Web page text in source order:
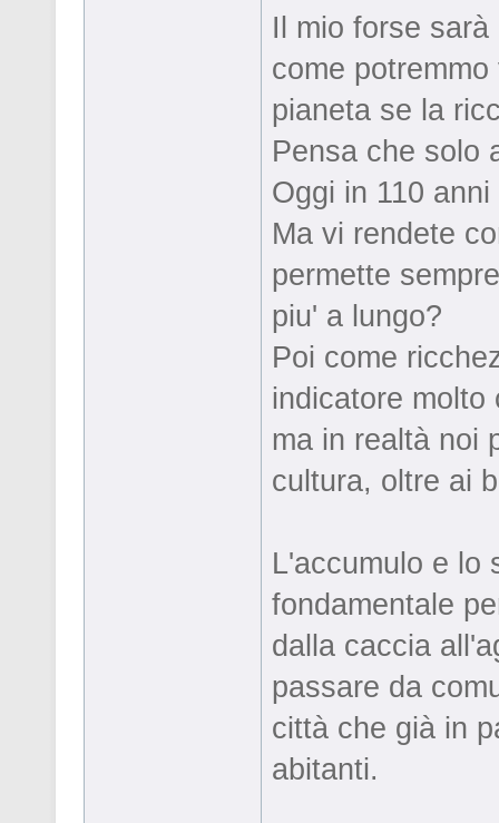
Il mio forse
come
pianeta se la
Pensa che solo
Oggi in 110
Ma vi rendete
permette
piu' a lungo?
Poi come
indicatore molto
ma in realtà noi
cultura, oltre ai
L'accumulo e lo
fondamentale
dalla caccia
passare da
città che già in
abitanti.